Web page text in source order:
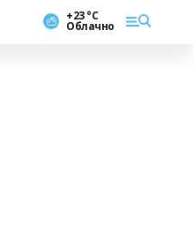
+23 °С
Облачно